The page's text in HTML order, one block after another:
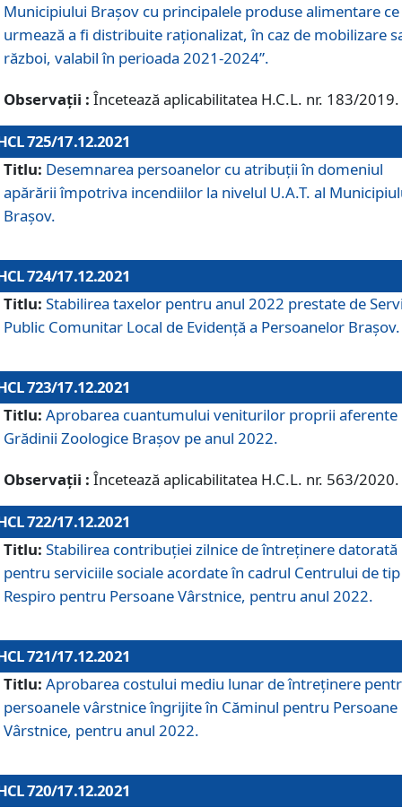
Municipiului Braşov cu principalele produse alimentare ce
urmează a fi distribuite raționalizat, în caz de mobilizare
război, valabil în perioada 2021-2024”.
Observații : Încetează aplicabilitatea H.C.L. nr. 183/2019.
725/17.12.2021
Titlu: Desemnarea persoanelor cu atribuții în domeniul
apărării împotriva incendiilor la nivelul U.A.T. al
Brașov.
724/17.12.2021
Titlu: Stabilirea taxelor pentru anul 2022 prestate de
Public Comunitar Local de Evidență a Persoanelor Braşov.
723/17.12.2021
Titlu: Aprobarea cuantumului veniturilor proprii aferente
Grădinii Zoologice Braşov pe anul 2022.
Observații : Încetează aplicabilitatea H.C.L. nr. 563/2020.
722/17.12.2021
Titlu: Stabilirea contribuţiei zilnice de întreținere datorată
pentru serviciile sociale acordate în cadrul Centrului de tip
Respiro pentru Persoane Vârstnice, pentru anul 2022.
721/17.12.2021
Titlu: Aprobarea costului mediu lunar de întreţinere
persoanele vârstnice îngrijite în Căminul pentru Persoane
Vârstnice, pentru anul 2022.
720/17.12.2021